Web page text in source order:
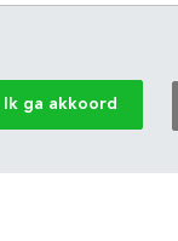
Ik ga akkoord